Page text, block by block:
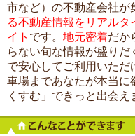
市など）の不動産会社が
る不動産情報をリアル
イト です。 地元密着だか
らない旬な情報が盛りだ
で安心してご利用いただ
車場まであなたが本当に
くすむ」できっと出会